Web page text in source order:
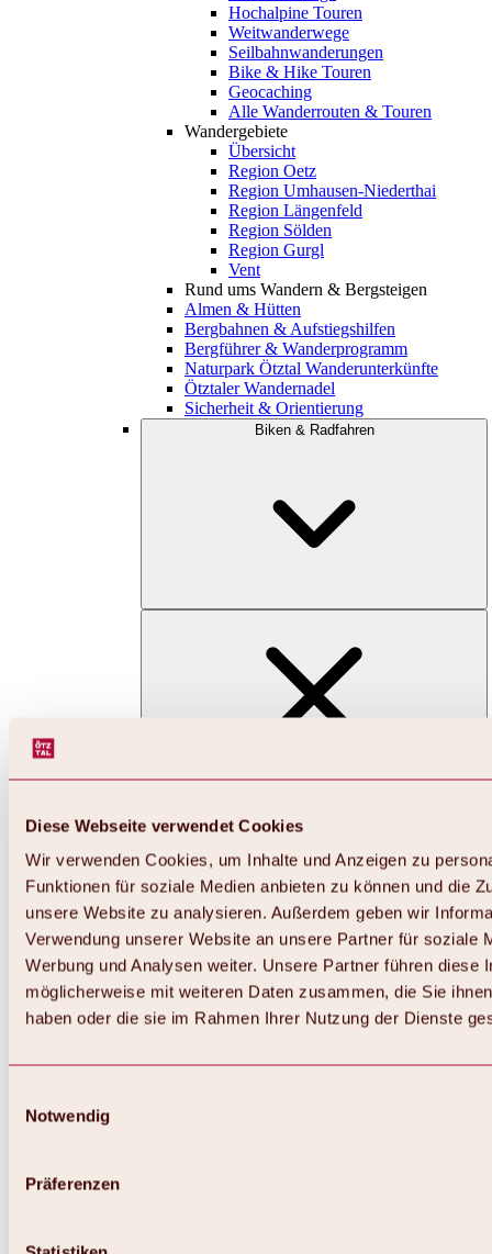
Diese Webseite verwendet Cookies
Wir verwenden Cookies, um Inhalte und Anzeigen zu
Funktionen für soziale Medien anbieten zu können und die
unsere Website zu analysieren. Außerdem geben wir
Verwendung unserer Website an unsere Partner für soziale
Werbung und Analysen weiter. Unsere Partner führen diese
möglicherweise mit weiteren Daten zusammen, die Sie
haben oder die sie im Rahmen Ihrer Nutzung der Dienste
Notwendig
Präferenzen
Hochalpine Touren
Weitwanderwege
Seilbahnwanderungen
Bike & Hike Touren
Geocaching
Alle Wanderrouten & Touren
Wandergebiete
Übersicht
Region Oetz
Region Umhausen-Niederthai
Region Längenfeld
Region Sölden
Region Gurgl
Vent
Rund ums Wandern & Bergsteigen
Almen & Hütten
Bergbahnen & Aufstiegshilfen
Bergführer & Wanderprogramm
Naturpark Ötztal Wanderunterkünfte
Ötztaler Wandernadel
Sicherheit & Orientierung
Biken & Radfahren